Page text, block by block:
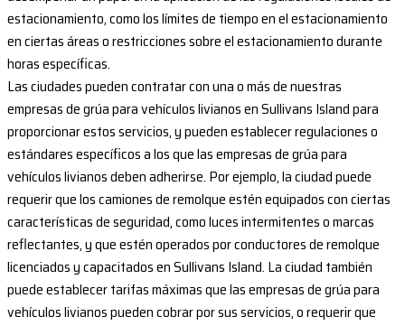
estacionamiento, como los límites de tiempo en el estacionamiento
en ciertas áreas o restricciones sobre el estacionamiento durante
horas específicas.
Las ciudades pueden contratar con una o más de nuestras
empresas de grúa para vehículos livianos en Sullivans Island para
proporcionar estos servicios, y pueden establecer regulaciones o
estándares específicos a los que las empresas de grúa para
vehículos livianos deben adherirse. Por ejemplo, la ciudad puede
requerir que los camiones de remolque estén equipados con ciertas
características de seguridad, como luces intermitentes o marcas
reflectantes, y que estén operados por conductores de remolque
licenciados y capacitados en Sullivans Island. La ciudad también
puede establecer tarifas máximas que las empresas de grúa para
vehículos livianos pueden cobrar por sus servicios, o requerir que